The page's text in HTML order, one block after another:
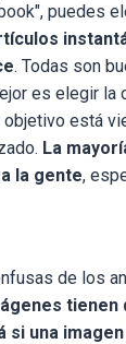
puedes
. Todas son
es elegir
está
La
la gente,
de los
si una